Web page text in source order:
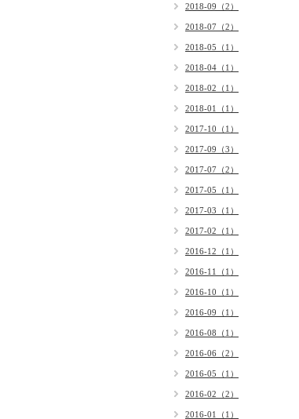
2018-09（2）
2018-07（2）
2018-05（1）
2018-04（1）
2018-02（1）
2018-01（1）
2017-10（1）
2017-09（3）
2017-07（2）
2017-05（1）
2017-03（1）
2017-02（1）
2016-12（1）
2016-11（1）
2016-10（1）
2016-09（1）
2016-08（1）
2016-06（2）
2016-05（1）
2016-02（2）
2016-01（1）